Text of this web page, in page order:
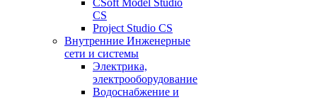
CSoft Model Studio
CS
Project Studio CS
Внутренние Инженерные
сети и системы
Электрика,
электрооборудование
Водоснабжение и